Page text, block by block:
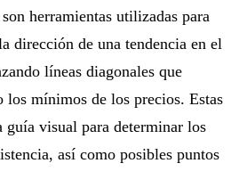
herramientas utilizadas para
dirección de una tendencia en el
líneas diagonales que
los mínimos de los precios. Estas
guía visual para determinar los
así como posibles puntos